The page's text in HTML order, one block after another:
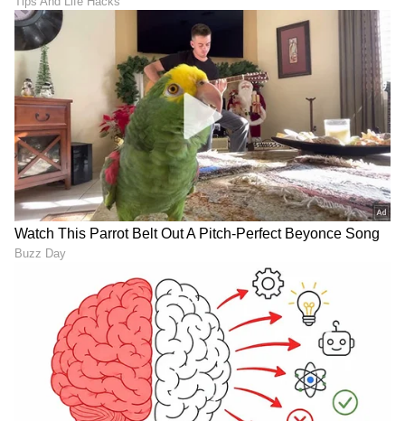
ಮಹ್ಮದ್ ರಫಿಕ್ ವಿಜಯಪುರದ ಬೇನಾಳ RC ಗ್ರಾಮದವನು. ಪಬ್ಲಿಕ್
ಟಿವಿ ಡಿಜಿಟಲ್, ನ್ಯೂಸ್ 18 ಕನ್ನಡ, ಇದೀಗ ಏಷ್ಯಾನೆಟ್ ಕನ್ನಡ ಸೇರಿ
ಡಿಜಿಟಲ್ ಮಾಧ್ಯಮದಲ್ಲಿ 8 ವರ್ಷಗಳ ಅನುಭವ. ಎಂ.ಕಾಂ. ಓದಿ
ಕೆಲಸ ಆರಂಭಿಸಿದ್ದು ಖಾಸಗಿ ಬ್ಯಾಂಕ್‌ವೊಂದರಲ್ಲಿ. ಆಕರ್ಷಿಸಿದ್ದು
ಪತ್ರಿಕೋದ್ಯಮ. ಯಾವ ಟಾಪಿಕ್ ಕೊಟ್ಟರೂ ಬರೆಯಬಲ್ಲೆ. ಓಟಿಟಿ
ಮೂವಿ ನೋಡೋದು ಇಷ್ಟ.
ಜೀವನಶೈಲಿ ಅಡುಗೆಮನೆ ಸಲಹೆಗಳು